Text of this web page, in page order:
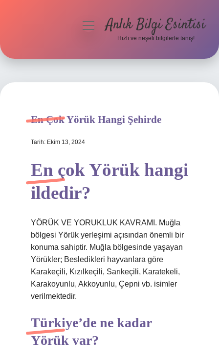
Hakkımızda
menüyüAnlık Bilgi Esintisi
Hızlı ve neşeli bilgilerle tanış!
En Çok Yörük Hangi Şehirde
Tarih: Ekim 13, 2024
En çok Yörük hangi
ildedir?
YÖRÜK VE YORUKLUK KAVRAMI. Muğla
bölgesi Yörük yerleşimi açısından önemli bir
konuma sahiptir. Muğla bölgesinde yaşayan
Yörükler; Besledikleri hayvanlara göre
Karakeçili, Kızılkeçili, Sarıkeçili, Karatekeli,
Karakoyunlu, Akkoyunlu, Çepni vb. isimler
verilmektedir.
Türkiye’de ne kadar
Yörük var?